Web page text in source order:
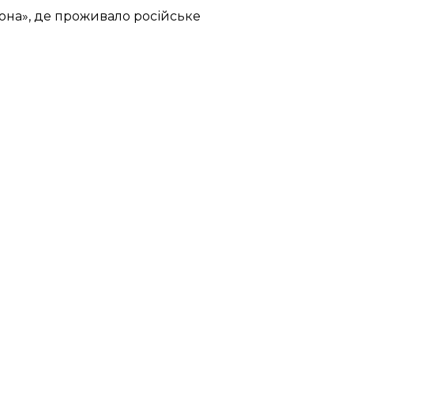
де проживало російське